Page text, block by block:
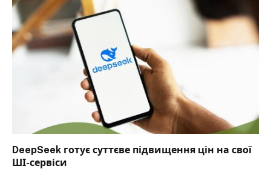
DeepSeek готує суттєве підвищення цін на свої
ШІ-сервіси